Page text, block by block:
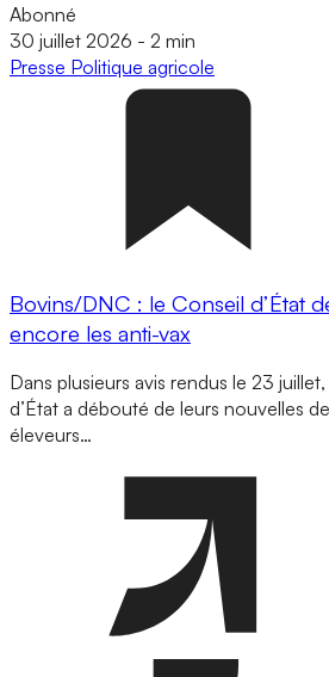
Abonné
30 juillet 2026 - 2 min
Presse Politique agricole
Bovins/DNC : le Conseil d’État
encore les anti-vax
Dans plusieurs avis rendus le 23
d’État a débouté de leurs nouvelles
éleveurs…